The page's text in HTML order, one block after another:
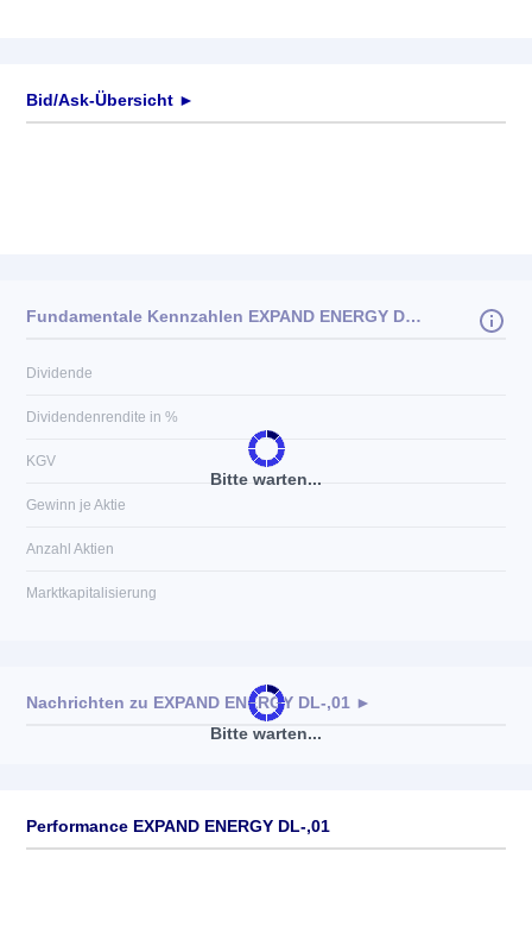
Bid/Ask-Übersicht ►
Bitte warten...
Fundamentale Kennzahlen EXPAND ENERGY DL-,01
Dividende
Dividendenrendite in %
KGV
Gewinn je Aktie
Anzahl Aktien
Marktkapitalisierung
Bitte warten...
Nachrichten zu EXPAND ENERGY DL-,01 ►
Performance EXPAND ENERGY DL-,01